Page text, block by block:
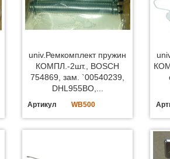
univ.Ремкомплект пружин
КОМПЛ.-2шт., BOSCH
754869, зам. `00540239,
DHL955BO,...
Артикул WB500